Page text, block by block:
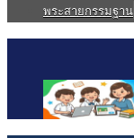
พระสายกรรมฐาน